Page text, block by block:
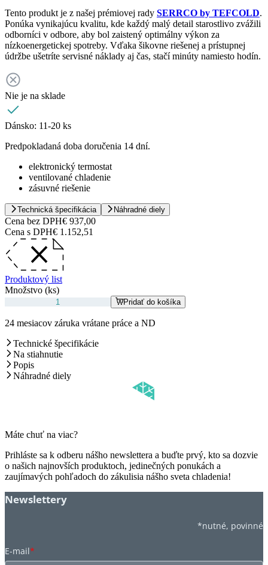
Tento produkt je z našej prémiovej rady SERRCO by TEFCOLD.
Ponúka vynikajúcu kvalitu, kde každý malý detail starostlivo zvážili
odborníci v odbore, aby bol zaistený optimálny výkon za
nízkoenergetickej spotreby. Vďaka šikovne riešenej a prístupnej
údržbe ušetríte servisné náklady aj čas, stačí minúty namiesto hodín.
Nie je na sklade
Dánsko: 11-20 ks
Predpokladaná doba doručenia 14 dní.
elektronický termostat
ventilované chladenie
zásuvné riešenie
Technická špecifikácia Náhradné diely
Cena bez DPH€ 937,00
Cena s DPH€ 1.152,51
Produktový list
Množstvo (ks)
Pridať do košíka
24 mesiacov záruka vrátane práce a ND
Technické špecifikácie
Na stiahnutie
Popis
Náhradné diely
Máte chuť na viac?
Prihláste sa k odberu nášho newslettera a buďte prvý, kto sa dozvie
o našich najnovších produktoch, jedinečných ponukách a
zaujímavých pohľadoch do zákulisia nášho sveta chladenia!
Newslettery
*nutné, povinné
E-mail*